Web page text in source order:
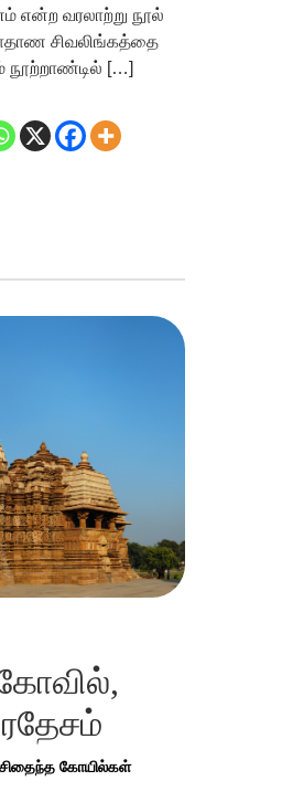
என்ற வரலாற்று நூல்
சிவலிங்கத்தை
நூற்றாண்டில் […]
சிதைந்த கோயில்கள்